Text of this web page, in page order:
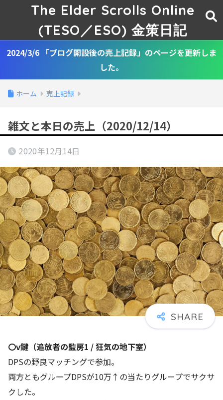
The Elder Scrolls Online
(TESO／ESO) 金策日記
2024/3/6 「ブログ開設後の売上記録」のページを更新しま
した。
ホーム 売上記録
雑文と本日の売上（2020/12/14）
2020年12月14日
〇v鍵（追放者の監房1 / 狂気の地下室）
DPSの野良マッチングで参加。
両方ともグループDPSが10万↑の当たりグループでサクサ
クした。